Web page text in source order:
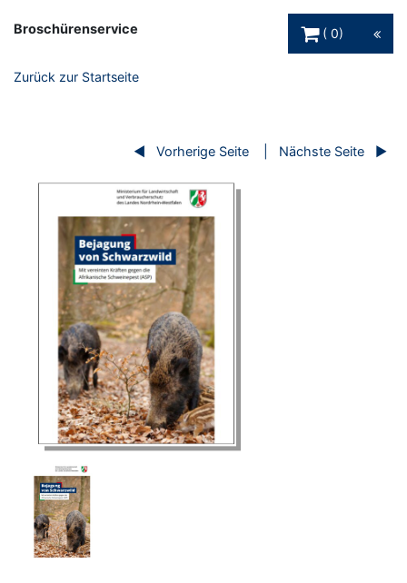
Broschürenservice
0
Zurück zur Startseite
Vorherige Seite Nächste Seite